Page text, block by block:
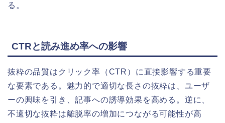
る。
CTRと読み進め率への影響
抜粋の品質はクリック率（CTR）に直接影響する重要
な要素である。魅力的で適切な長さの抜粋は、ユーザ
ーの興味を引き、記事への誘導効果を高める。逆に、
不適切な抜粋は離脱率の増加につながる可能性が高